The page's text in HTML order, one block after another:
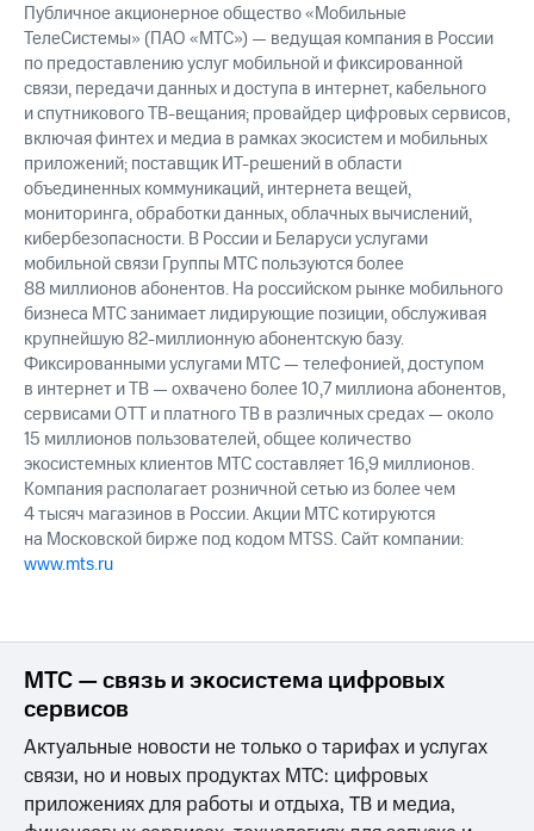
Публичное акционерное общество «Мобильные
ТелеСистемы» (ПАО «МТС») — ведущая компания в России
по предоставлению услуг мобильной и фиксированной
связи, передачи данных и доступа в интернет, кабельного
и спутникового ТВ-вещания; провайдер цифровых сервисов,
включая финтех и медиа в рамках экосистем и мобильных
приложений; поставщик ИТ-решений в области
объединенных коммуникаций, интернета вещей,
мониторинга, обработки данных, облачных вычислений,
кибербезопасности. В России и Беларуси услугами
мобильной связи Группы МТС пользуются более
88 миллионов абонентов. На российском рынке мобильного
бизнеса МТС занимает лидирующие позиции, обслуживая
крупнейшую 82-миллионную абонентскую базу.
Фиксированными услугами МТС — телефонией, доступом
в интернет и ТВ — охвачено более 10,7 миллиона абонентов,
сервисами OTT и платного ТВ в различных средах — около
15 миллионов пользователей, общее количество
экосистемных клиентов МТС составляет 16,9 миллионов.
Компания располагает розничной сетью из более чем
4 тысяч магазинов в России. Акции МТС котируются
на Московской бирже под кодом MTSS. Сайт компании:
www.mts.ru
МТС — связь и экосистема цифровых
сервисов
Актуальные новости не только о тарифах и услугах
связи, но и новых продуктах МТС: цифровых
приложениях для работы и отдыха, ТВ и медиа,